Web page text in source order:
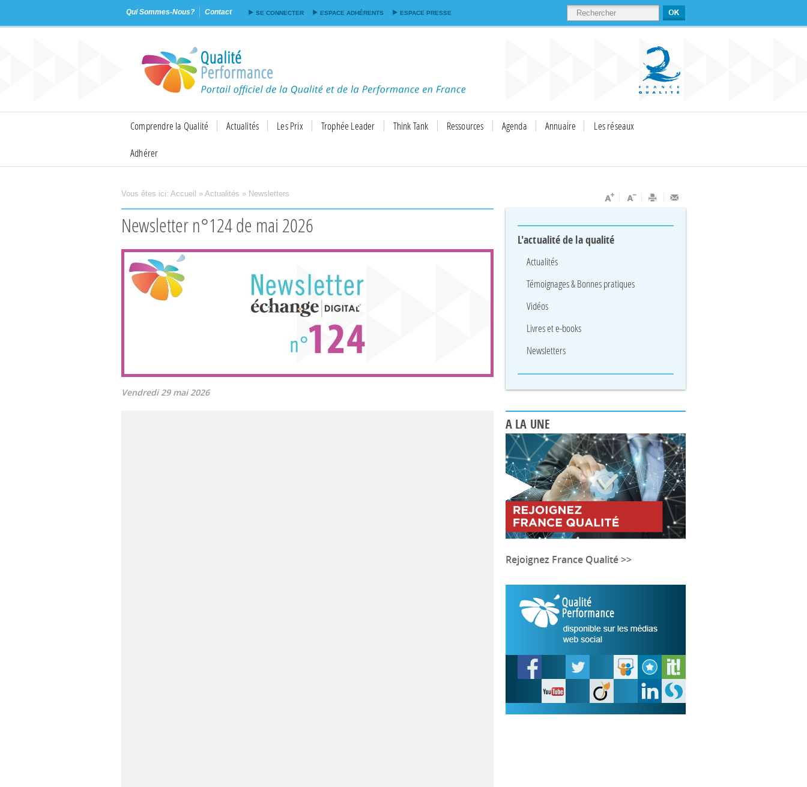
contenu
principal
Qui Sommes-Nous? Contact SE CONNECTER ESPACE ADHÉRENTS ESPACE PRESSE RECHERCHER
Comprendre la Qualité Actualités Les Prix Trophée Leader Think Tank Ressources Agenda Annuaire
Les réseaux
Adhérer
Vous êtes ici: Accueil » Actualités » Newsletters
Newsletter n°124 de mai 2026
Vendredi 29 mai 2026
L'actualité de la qualité
Actualités
Témoignages & Bonnes pratiques
Vidéos
Livres et e-books
Newsletters
A LA UNE
Rejoignez France Qualité >>